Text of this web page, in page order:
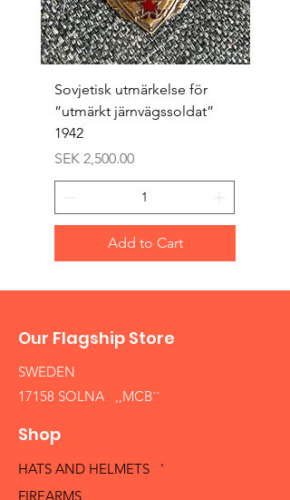
Sovjetisk utmärkelse för
”utmärkt järnvägssoldat”
1942
Price
SEK 2,500.00
Add to Cart
Our Flagship Store
SWEDEN
17158 SOLNA ,,MCB´´
Shop
HATS AND HELMETS '
FIREARMS